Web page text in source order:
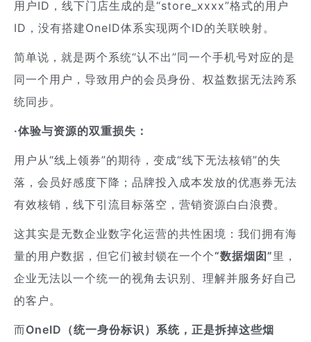
用户ID，线下门店生成的是“store_xxxx”格式的用户
ID，没有搭建OneID体系实现两个ID的关联映射。
简单说，就是两个系统“认不出”同一个手机号对应的是
同一个用户，导致用户的会员身份、权益数据无法跨系
统同步。
·体验与资源的双重损失：
用户从“线上领券”的期待，变成“线下无法核销”的失
落，会员好感度下降；品牌投入成本发放的优惠券无法
有效核销，线下引流目标落空，营销资源白白浪费。
这其实是无数企业数字化运营的共性困境：我们拥有海
量的用户数据，但它们被封锁在一个个“数据烟囱”里，
企业无法以一个统一的视角去识别、理解并服务好自己
的客户。
而OneID（统一身份标识）系统，正是拆掉这些烟